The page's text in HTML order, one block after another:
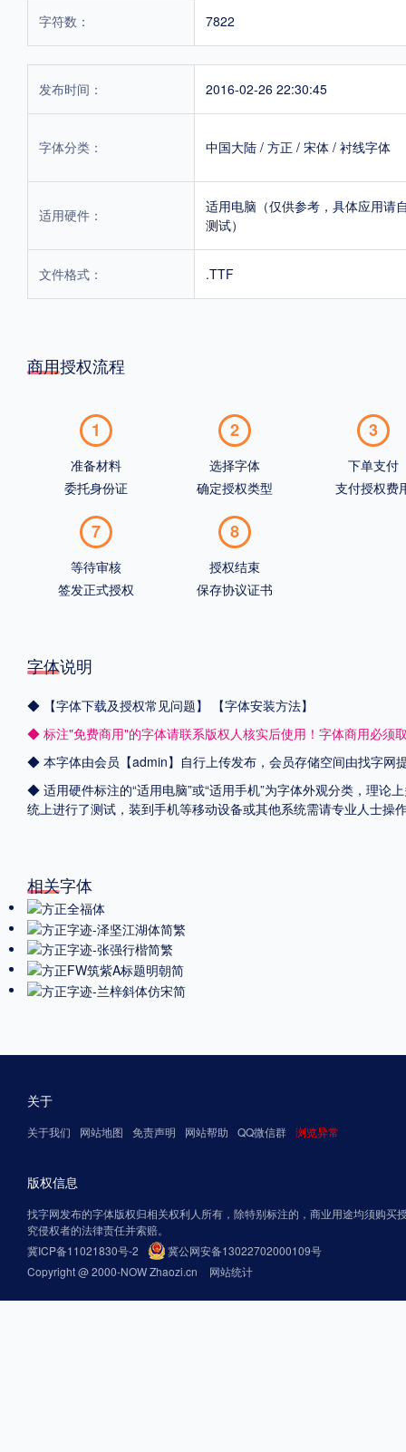
字符数： 7822
发布时间： 2016-02-26 22:30:45
字体分类： 中国大陆 / 方正 / 宋体 / 衬线字体
适用硬件：
适用电脑（仅供参考，具体应用请
测试）
文件格式： .TTF
商用授权流程
1
准备材料
委托身份证
2
选择字体
确定授权类型
3
下单支付
支付授权费
7
等待审核
签发正式授权
8
授权结束
保存协议证书
字体说明
◆ 【字体下载及授权常见问题】
【字体安装方法】
◆ 标注"免费商用"的字体请联系版权人核实后使用！字体商用必须
◆ 本字体由会员【admin】自行上传发布，会员存储空间由找字网
◆ 适用硬件标注的“适用电脑”或“适用手机”为字体外观分类，理论
统上进行了测试，装到手机等移动设备或其他系统需请专业人士
相关字体
关于
关于我们 网站地图 免责声明 网站帮助 QQ微信群 浏览异常
版权信息
找字网发布的字体版权归相关权利人所有，除特别标注的，商业用途均须购买
究侵权者的法律责任并索赔。
冀ICP备11021830号-2
冀公网安备13022702000109号
Copyright @ 2000-NOW Zhaozi.cn
网站统计